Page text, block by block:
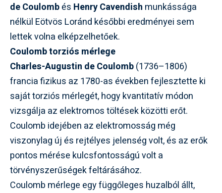
de Coulombés Henry Cavendish munkássága
nélkül Eötvös Loránd későbbi eredményei sem
lettek volna elképzelhetőek.
Coulomb torziós mérlege
Charles-Augustin de Coulomb(1736–1806)
francia fizikus az 1780-as években fejlesztette ki
saját torziós mérlegét, hogy kvantitatív módon
vizsgálja az elektromos töltések közötti erőt.
Coulomb idejében az elektromosság még
viszonylag új és rejtélyes jelenség volt, és az erők
pontos mérése kulcsfontosságú volt a
törvényszerűségek feltárásához.
Coulomb mérlege egy függőleges huzalból állt,